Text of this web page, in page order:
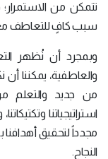
تتمكن من
سبب كافٍ للتعاطف
وبمجرد أن نُظهر
والعاطفية، يمكننا أن
من جديد والتعلم
استراتيجياتنا
مجدداً لتحقيق
النجاح.